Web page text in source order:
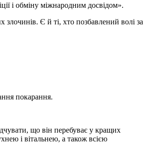
і обміну міжнародним досвідом».
злочинів. Є й ті, хто позбавлений волі за
покарання.
що він перебуває у кращих
і вітальнею, а також всією